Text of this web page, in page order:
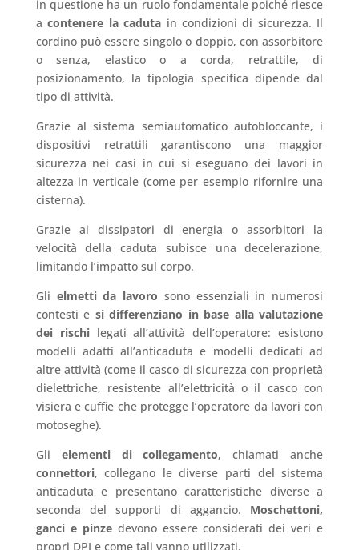
in questione ha un ruolo fondamentale poiché riesce
acontenere la caduta in condizioni di sicurezza. Il
cordino può essere singolo o doppio, con assorbitore
o senza, elastico o a corda, retrattile, di
posizionamento, la tipologia specifica dipende dal
tipo di attività.
Grazie al sistema semiautomatico autobloccante, i
dispositivi retrattili garantiscono una maggior
sicurezza nei casi in cui si eseguano dei lavori in
altezza in verticale (come per esempio rifornire una
cisterna).
Grazie ai dissipatori di energia o assorbitori la
velocità della caduta subisce una decelerazione,
limitando l’impatto sul corpo.
Gli elmetti da lavoro sono essenziali in numerosi
contesti e si differenziano in base alla valutazione
dei rischilegati all’attività dell’operatore: esistono
modelli adatti all’anticaduta e modelli dedicati ad
altre attività (come il casco di sicurezza con proprietà
dielettriche, resistente all’elettricità o il casco con
visiera e cuffie che protegge l’operatore da lavori con
motoseghe).
Gli elementi di collegamento, chiamati anche
connettori, collegano le diverse parti del sistema
anticaduta e presentano caratteristiche diverse a
seconda del supporti di aggancio. Moschettoni,
ganci e pinzedevono essere considerati dei veri e
propri DPI e come tali vanno utilizzati.